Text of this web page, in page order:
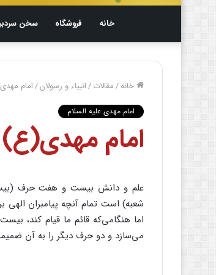
خانه فروشگاه سخن
خانه/مقالات/انبیاء و رسولان/امام
امام مهدی علیه السلام
امام
علم و دانش بیست و هفت حرف
شعبه) است تمام آنچه پیامبران الهی
اما هنگامی‌که قائم ما قیام کند،
می‌سازد و دو حرف دیگر را به آن